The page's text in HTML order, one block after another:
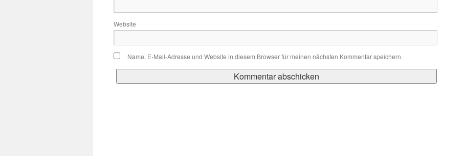
Website
Name, E-Mail-Adresse und Website in diesem Browser für meinen nächsten Kommentar speichern.